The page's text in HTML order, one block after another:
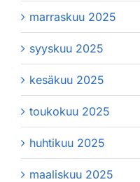
marraskuu 2025
syyskuu 2025
kesäkuu 2025
toukokuu 2025
huhtikuu 2025
maaliskuu 2025